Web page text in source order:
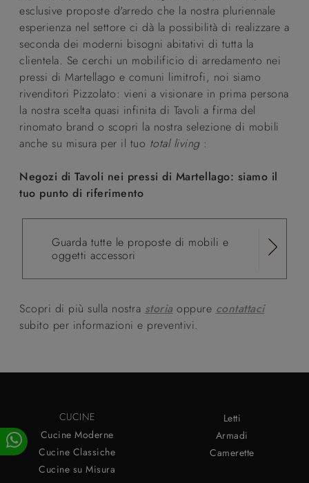
esclusive proposte d'arredo che la nostra pluriennale
esperienza nel settore ci dà la possibilità di realizzare a
seconda dei moderni bisogni abitativi di tutta la
clientela. Se cerchi un mobilificio di arredamento nei
pressi di Martellago e comuni limitrofi, noi siamo
rivenditori Pizzolato: vieni a visionare in prima persona
la nostra scelta quasi infinita di Tavoli a firma del
rinomato brand o scopri la nostra selezione di mobili
anche su misura per il tuo total living :
Negozi di Tavoli nei pressi di Martellago: siamo il
tuo punto di riferimento
Guarda tutte le proposte di mobili e
oggetti accessori
Scopri di più sulla nostra storiaoppure contattaci
subito per informazioni e preventivi.
CUCINE
Cucine Moderne
Cucine Classiche
Cucine su Misura
Letti
Armadi
Camerette